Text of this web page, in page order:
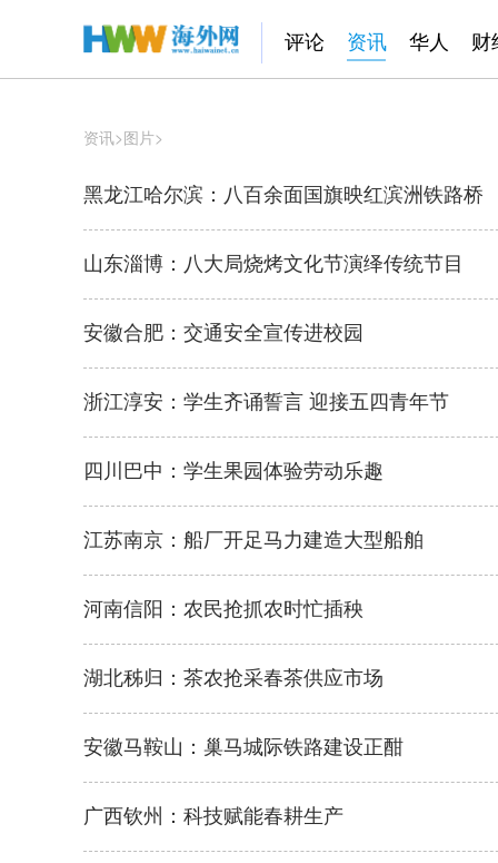
评论 资讯 华人 财
资讯>图片>
黑龙江哈尔滨：八百余面国旗映红滨洲铁路桥
山东淄博：八大局烧烤文化节演绎传统节目
安徽合肥：交通安全宣传进校园
浙江淳安：学生齐诵誓言 迎接五四青年节
四川巴中：学生果园体验劳动乐趣
江苏南京：船厂开足马力建造大型船舶
河南信阳：农民抢抓农时忙插秧
湖北秭归：茶农抢采春茶供应市场
安徽马鞍山：巢马城际铁路建设正酣
广西钦州：科技赋能春耕生产